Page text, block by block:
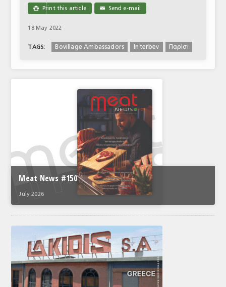
 Print this article ✉ Send e-mail
18 May 2022
TAGS: Bovillage Ambassadors Interbev Παρίσι
Meat News #150
July 2026